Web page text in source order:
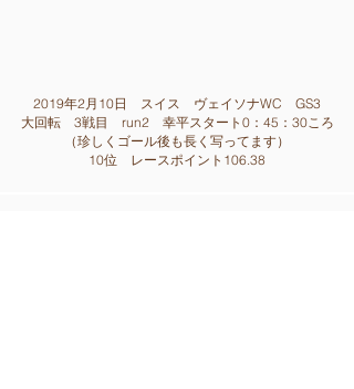
2019年2月10日 スイス ヴェイソナWC GS3
大回転 3戦目 run2幸平スタート0：45：30ころ
（珍しくゴール後も長く写って ます）
10位 レースポイント106.38